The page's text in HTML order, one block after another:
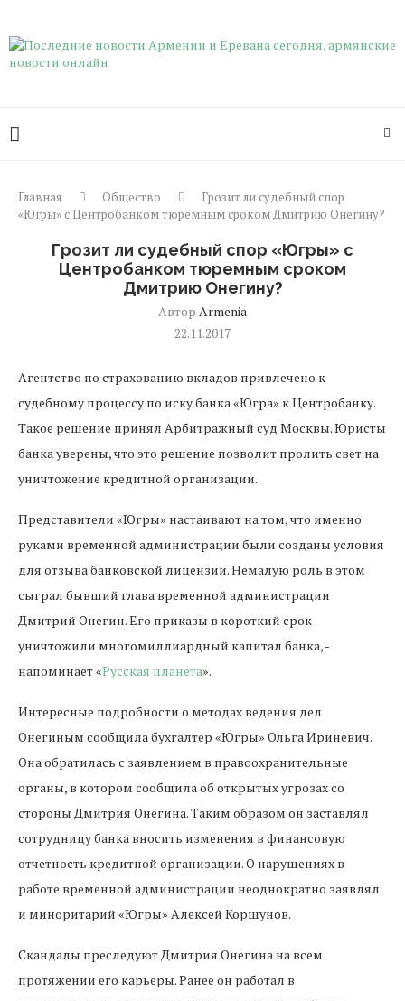
Главная Общество
Грозит ли судебный спор
«Югры» с Центробанком тюремным сроком Дмитрию Онегину?
Грозит ли судебный спор «Югры» с
Центробанком тюремным сроком
Дмитрию Онегину?
Автор Armenia
22.11.2017
Агентство по страхованию вкладов привлечено к
судебному процессу по иску банка «Югра» к Центробанку.
Такое решение принял Арбитражный суд Москвы. Юристы
банка уверены, что это решение позволит пролить свет на
уничтожение кредитной организации.
Представители «Югры» настаивают на том, что именно
руками временной администрации были созданы условия
для отзыва банковской лицензии. Немалую роль в этом
сыграл бывший глава временной администрации
Дмитрий Онегин. Его приказы в короткий срок
уничтожили многомиллиардный капитал банка, -
напоминает «Русская планета».
Интересные подробности о методах ведения дел
Онегиным сообщила бухгалтер «Югры» Ольга Ириневич.
Она обратилась с заявлением в правоохранительные
органы, в котором сообщила об открытых угрозах со
стороны Дмитрия Онегина. Таким образом он заставлял
сотрудницу банка вносить изменения в финансовую
отчетность кредитной организации. О нарушениях в
работе временной администрации неоднократно заявлял
и миноритарий «Югры» Алексей Коршунов.
Скандалы преследуют Дмитрия Онегина на всем
протяжении его карьеры. Ранее он работал в